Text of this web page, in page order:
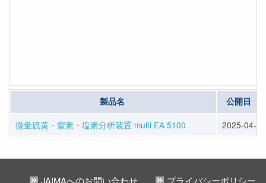
製品名 公開日
微量硫黄・窒素・塩素分析装置 multi EA 5100 2025-04-10
JAIMAへのお問い合わせ プライバシーポリシー